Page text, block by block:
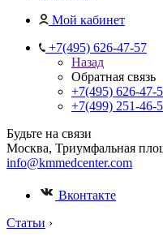
Мой кабинет
+7(495) 626-47-57
Назад
Обратная связь
+7(495) 626-47-
+7(499) 251-46-
Будьте на связи
Москва, Триумфальная
info@kmmedcenter.com
Вконтакте
Статьи ›